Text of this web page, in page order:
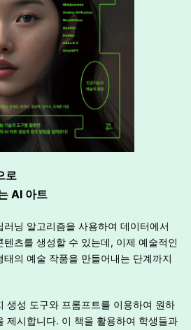
로
AI 아트
닝 알고리즘을 사용하여 데이터에서
츠를 생성할 수 있는데, 이제 예술적인
의 예술 작품을 만들어내는 단계까지
생성 도구와 프롬프트를 이용하여 원하
제시합니다. 이 책을 활용하여 학생들과